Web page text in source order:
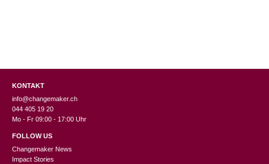
KONTAKT
info@changemaker.ch
044 405 19 20
Mo - Fr 09:00 - 17:00 Uhr
FOLLOW US
Changemaker News
Impact Stories